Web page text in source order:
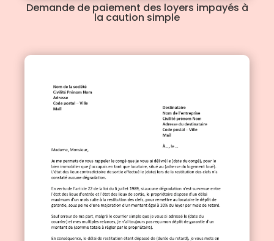
Demande de paiement des loyers impayés à
la caution simple